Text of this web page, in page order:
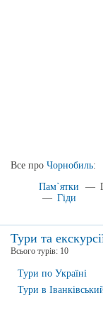
Все про Чорнобиль:
Пам`ятки
—
— Гіди
Тури та
Всього турів: 10
Тури по Україні
Тури в